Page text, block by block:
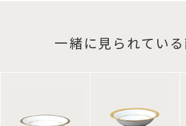
一緒に見られてい